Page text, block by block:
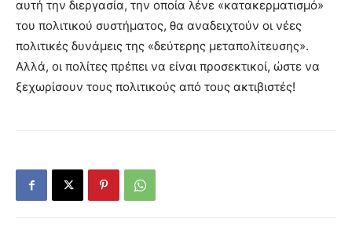
αυτή την διεργασία, την οποία λένε «κατακερματισμό»
του πολιτικού συστήματος, θα αναδειχτούν οι νέες
πολιτικές δυνάμεις της «δεύτερης μεταπολίτευσης».
Αλλά, οι πολίτες πρέπει να είναι προσεκτικοί, ώστε να
ξεχωρίσουν τους πολιτικούς από τους ακτιβιστές!